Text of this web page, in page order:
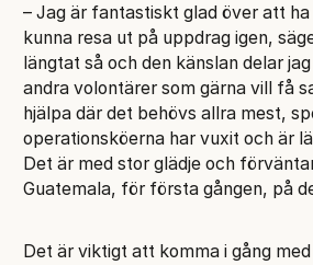
– Jag är fantastiskt glad över att
kunna resa ut på uppdrag igen,
längtat så och den känslan delar
andra volontärer som gärna vill få
hjälpa där det behövs allra mest,
operationsköerna har vuxit och är
Det är med stor glädje och
Guatemala, för första gången, på
Det är viktigt att komma i gång